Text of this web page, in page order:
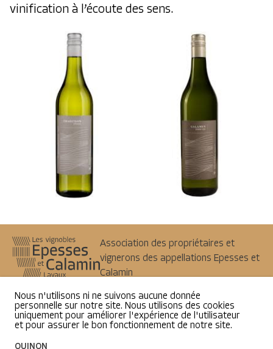
vinification à l’écoute des sens.
Association des propriétaires et
vignerons des appellations Epesses et
Calamin
info@epesses-calamin.ch
Nous n'utilisons ni ne suivons aucune donnée
personnelle sur notre site. Nous utilisons des cookies
uniquement pour améliorer l'expérience de l'utilisateur
et pour assurer le bon fonctionnement de notre site.
OUI NON